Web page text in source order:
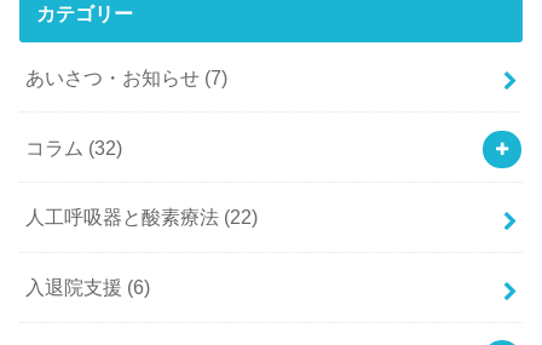
カテゴリー
あいさつ・お知らせ (7)
コラム (32)
人工呼吸器と酸素療法 (22)
入退院支援 (6)